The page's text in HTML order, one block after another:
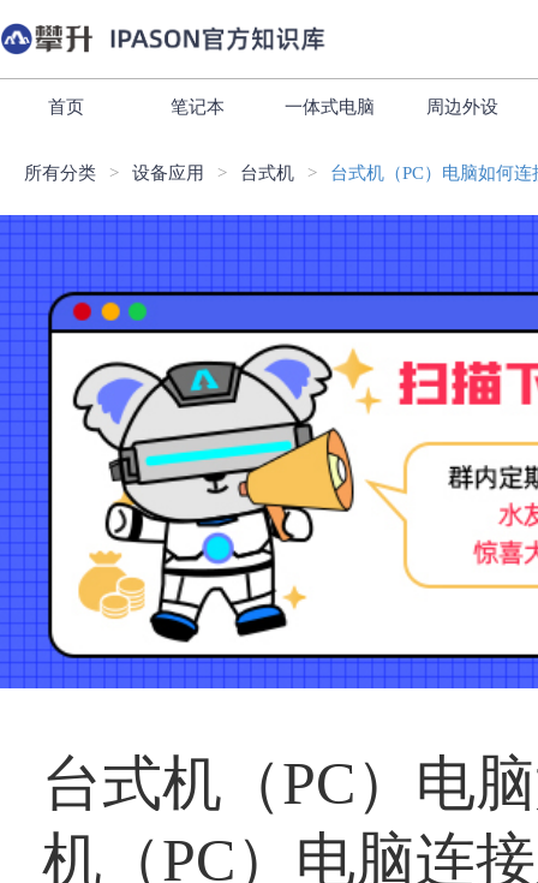
首页 笔记本 一体式电脑 周边外设
所有分类 设备应用 台式机
台式机（PC）电
机（PC）电脑连